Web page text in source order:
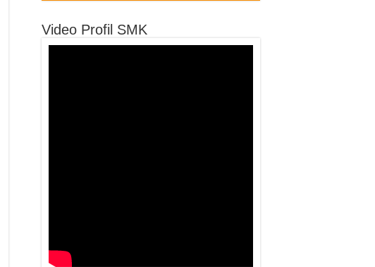
Video Profil SMK